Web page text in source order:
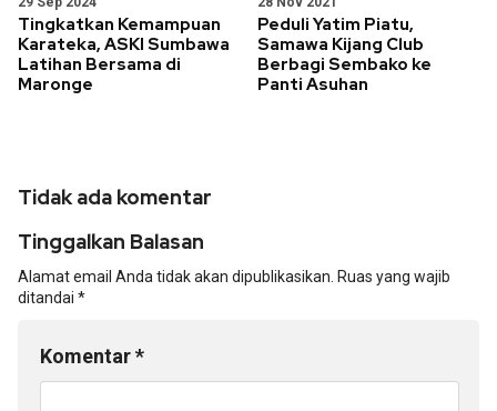
Tingkatkan Kemampuan
Karateka, ASKI Sumbawa
Latihan Bersama di
Maronge
Peduli Yatim Piatu,
Samawa Kijang Club
Berbagi Sembako ke
Panti Asuhan
Tidak ada komentar
Tinggalkan Balasan
Alamat email Anda tidak akan dipublikasikan. Ruas yang wajib
ditandai *
Komentar*